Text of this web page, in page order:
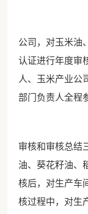
公司，对玉米油
认证进行年度审
人、玉米产业公
部门负责人全程
审核和审核总结
油、葵花籽油、
核后，对生产车
核过程中，对生